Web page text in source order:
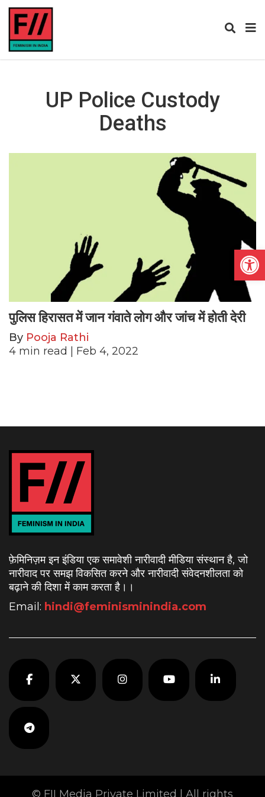
UP Police Custody
Deaths
पुलिस हिरासत में जान गंवाते लोग और जांच में होती देरी
By Pooja Rathi
4 min read | Feb 4, 2022
फ़ेमिनिज़म इन इंडिया एक समावेशी नारीवादी मीडिया संस्थान है, जो
नारीवाद पर समझ विकसित करने और नारीवादी संवेदनशीलता को
बढ़ाने की दिशा में काम करता है। ।
Email: hindi@feminisminindia.com
© FII Media Private Limited | All rights